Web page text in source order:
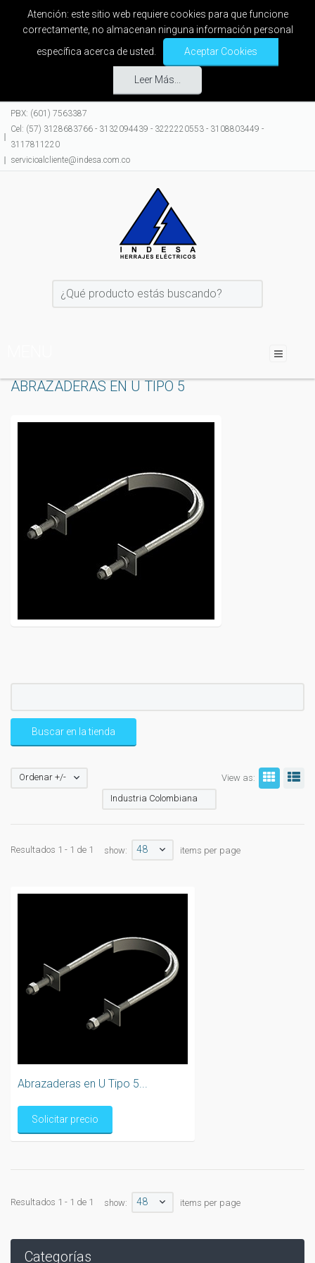
Atención: este sitio web requiere cookies para que funcione
correctamente, no almacenan ninguna información personal
específica acerca de usted.
Aceptar Cookies
Leer Más...
PBX: (601) 7563387
Cel: (57) 3128683766 - 3132094439 - 3222220553 - 3108803449 -
3117811220
servicioalcliente@indesa.com.co
ABRAZADERAS EN U TIPO 5
View as:
Ordenar +/-
Industria Colombiana
Resultados 1 - 1 de 1 show: 48 items per page
Abrazaderas en U Tipo 5...
Solicitar precio
Resultados 1 - 1 de 1 show: 48 items per page
Categorías